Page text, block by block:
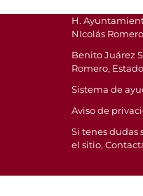
H.
NIcolás Romero
Benito Juárez
Romero,
Sistema de
Aviso de
Si tenes dudas
el sitio,